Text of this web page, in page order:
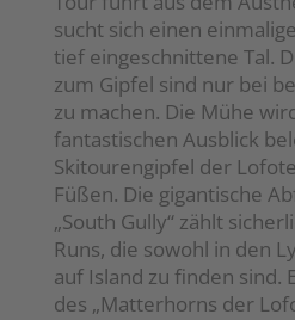
sucht sich einen
tief eingeschnittene Tal.
zum Gipfel sind nur bei
zu machen. Die Mühe
fantastischen Ausblick
Skitourengipfel der
Füßen. Die gigantische
„South Gully“ zählt
Runs, die sowohl in den
auf Island zu finden sind.
des „Matterhorns der